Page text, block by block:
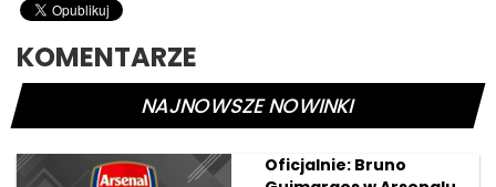
KOMENTARZE
NAJNOWSZE NOWINKI
Oficjalnie: Bruno